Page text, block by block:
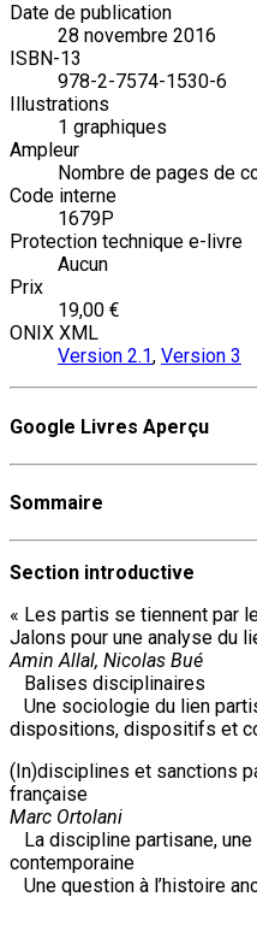
Date de publication
28 novembre 2016
ISBN-13
978-2-7574-1530-6
Illustrations
1 graphiques
Ampleur
Nombre de pages de
Code interne
1679P
Protection technique e-livre
Aucun
Prix
19,00 €
ONIX XML
Version 2.1, Version 3
Google Livres Aperçu
Sommaire
Section introductive
« Les partis se tiennent par
Jalons pour une analyse du
Amin Allal, Nicolas Bué
Balises disciplinaires
Une sociologie du lien
dispositions, dispositifs et
(In)disciplines et sanctions
française
Marc Ortolani
La discipline partisane,
contemporaine
Une question à l’histoire